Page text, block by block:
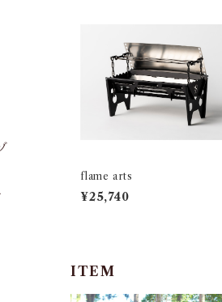
flame arts
¥25,740
ITEM